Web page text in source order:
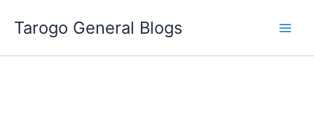
要
Tarogo General Blogs